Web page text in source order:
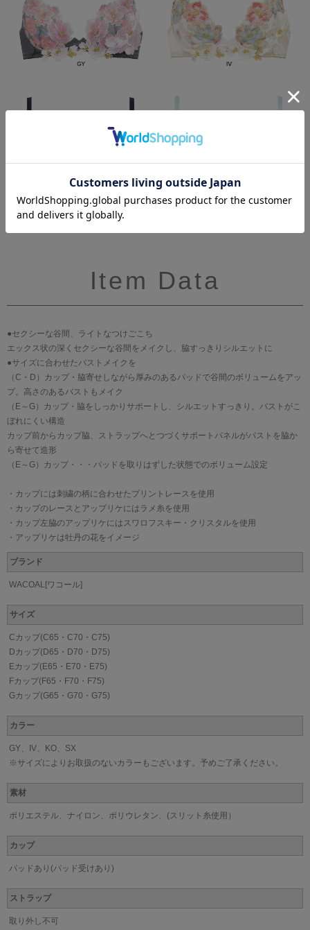
Item Data
●セクシーな谷間、ライトなつけごこち
エックス状の深くセクシーな谷間をメイクし、脇すっきりシルエットに
●サイズに合わせたバストメイクを
（C・D）カップ・脇寄せしながら厚みのあるパッドで谷間のボリュームをアッ
プ。高さのあるバストもメイク
（E～G）カップ・脇をしっかりサポートし、シルエットすっきり。バストがこ
ぼれにくい構造
カップ前からカップ脇、ストラップへとつづくサポートパネルがバストを脇か
ら寄せて造形
（E～G）カップ・・・パッドを取りはずした状態でのボリューム設定
・カップには刺繍の柄に合わせたプリントレースを使用
・カップのレースとアップリケにはラメ糸を使用
・カップ左脇のアップリケにはスワロフスキー・クリスタルを使用
・アップリケは牡丹の花をイメージ
ブランド
WACOAL[ワコール]
サイズ
Cカップ(C65・C70・C75)
Dカップ(D65・D70・D75)
Eカップ(E65・E70・E75)
Fカップ(F65・F70・F75)
Gカップ(G65・G70・G75)
カラー
GY、IV、KO、SX
※サイズによりお取扱のないカラーもございます。予めご了承ください。
素材
ポリエステル、ナイロン、ポリウレタン、(スリット糸使用）
カップ
パッドあり(パッド受けあり)
ストラップ
取り外し不可